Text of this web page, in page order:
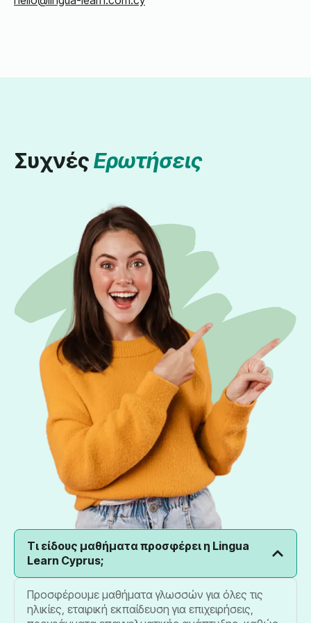
ΣυχνέςΕρωτήσεις
Τι είδους μαθήματα προσφέρει η Lingua
Learn Cyprus;
Προσφέρουμε μαθήματα γλωσσών για όλες τις
ηλικίες, εταιρική εκπαίδευση για επιχειρήσεις,